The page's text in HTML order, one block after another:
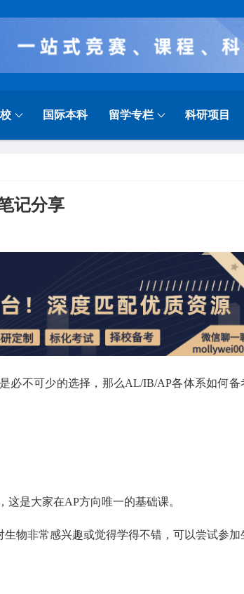
国际本科 留学专栏 科研项目
记分享
必不可少的选择，那么AL/IB/AP各体系如何备
这是大家在AP方向唯一的基础课。
物非常感兴趣或觉得学得不错，可以尝试参加